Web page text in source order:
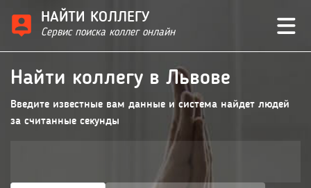
НАЙТИ КОЛЛЕГУ
Сервис поиска коллег онлайн
Найти коллегу в Львове
Введите известные вам данные и система найдет людей
за считанные секунды